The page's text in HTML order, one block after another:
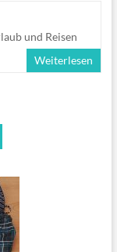
und Reisen
Weiterlesen